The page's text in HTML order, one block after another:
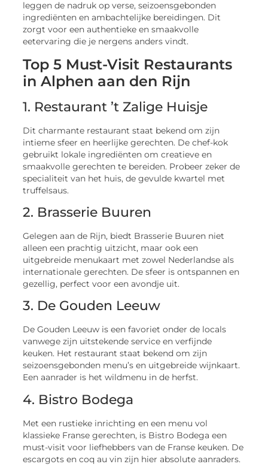
leggen de nadruk op verse, seizoensgebonden
ingrediënten en ambachtelijke bereidingen. Dit
zorgt voor een authentieke en smaakvolle
eetervaring die je nergens anders vindt.
Top 5 Must-Visit Restaurants
in Alphen aan den Rijn
1. Restaurant ’t Zalige Huisje
Dit charmante restaurant staat bekend om zijn
intieme sfeer en heerlijke gerechten. De chef-kok
gebruikt lokale ingrediënten om creatieve en
smaakvolle gerechten te bereiden. Probeer zeker de
specialiteit van het huis, de gevulde kwartel met
truffelsaus.
2. Brasserie Buuren
Gelegen aan de Rijn, biedt Brasserie Buuren niet
alleen een prachtig uitzicht, maar ook een
uitgebreide menukaart met zowel Nederlandse als
internationale gerechten. De sfeer is ontspannen en
gezellig, perfect voor een avondje uit.
3. De Gouden Leeuw
De Gouden Leeuw is een favoriet onder de locals
vanwege zijn uitstekende service en verfijnde
keuken. Het restaurant staat bekend om zijn
seizoensgebonden menu’s en uitgebreide wijnkaart.
Een aanrader is het wildmenu in de herfst.
4. Bistro Bodega
Met een rustieke inrichting en een menu vol
klassieke Franse gerechten, is Bistro Bodega een
must-visit voor liefhebbers van de Franse keuken. De
escargots en coq au vin zijn hier absolute aanraders.